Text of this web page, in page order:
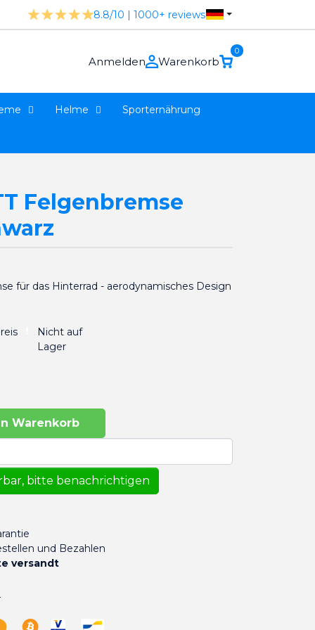
8.8/10 | 1000+ reviews
Anmelden
0
Warenkorb
Helme Sporternährung
Felgenbremse
für das Hinterrad - aerodynamisches Design
Nicht auf
Lager
Warenkorb
bitte benachrichtigen
und Bezahlen
versandt